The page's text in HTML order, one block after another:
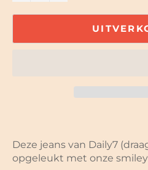
Deze jeans van Daily7
opgeleukt met onze